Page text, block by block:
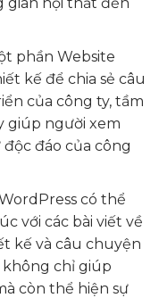
gian nội thất đến
phần Website
kế để chia sẻ câu
của công ty, tầm
giúp người xem
đáo của công
có thể
với các bài viết về
kế và câu chuyện
không chỉ giúp
còn thể hiện sự